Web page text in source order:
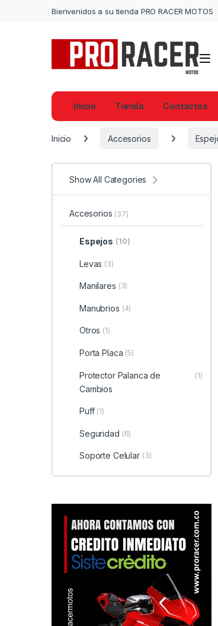
Bienvenidos a su tienda PRO RACER MOTOS
Inicio Tienda Contactos
Inicio Accesorios
Show All Categories
Accesorios (37)
Espejos (10)
Levas (3)
Manilares (3)
Manubrios (4)
Otros (1)
Porta Placa (5)
Protector Palanca de
Cambios
(1)
Puff (1)
Seguridad (6)
Soporte Celular (3)